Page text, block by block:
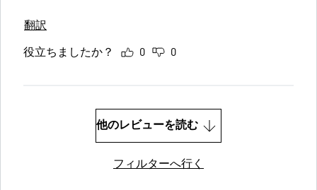
翻訳
役立ちましたか？ 0 0
他のレビューを読む
フィルターへ行く